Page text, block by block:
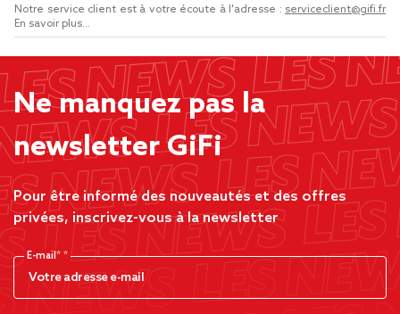
Notre service client est à votre écoute à l'adresse : serviceclient@gifi.fr
En savoir plus...
Ne manquez pas la
newsletter GiFi
Pour être informé des nouveautés et des offres
privées, inscrivez-vous à la newsletter
E-mail*